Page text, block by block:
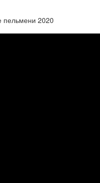
пельмени 2020